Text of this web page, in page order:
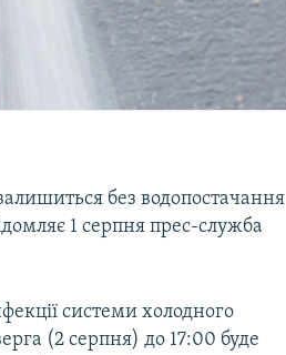
без водопостачання
1 серпня прес-служба
системи холодного
(2 серпня) до 17:00 буде